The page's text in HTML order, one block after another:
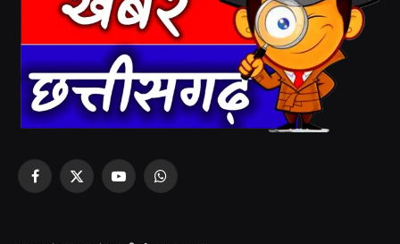
Facebook
X
YouTubeWhatsApp